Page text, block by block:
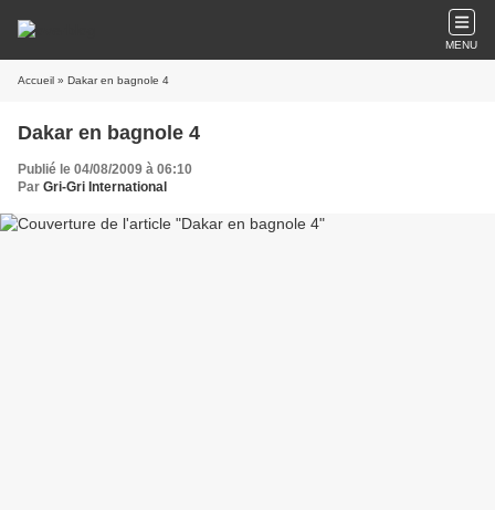
MENU
Accueil » Dakar en bagnole 4
Dakar en bagnole 4
Publié le 04/08/2009 à 06:10
Par Gri-Gri International